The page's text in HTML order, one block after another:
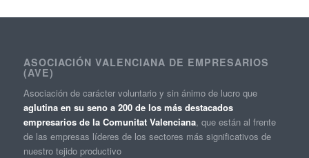
ASOCIACIÓN VALENCIANA DE EMPRESARIOS
(AVE)
Asociación de carácter voluntario y sin ánimo de lucro que
aglutina en su seno a 200 de los más destacados
empresarios de la Comunitat Valenciana, que están al frente
de las empresas líderes de los sectores más significativos de
nuestro tejido productivo